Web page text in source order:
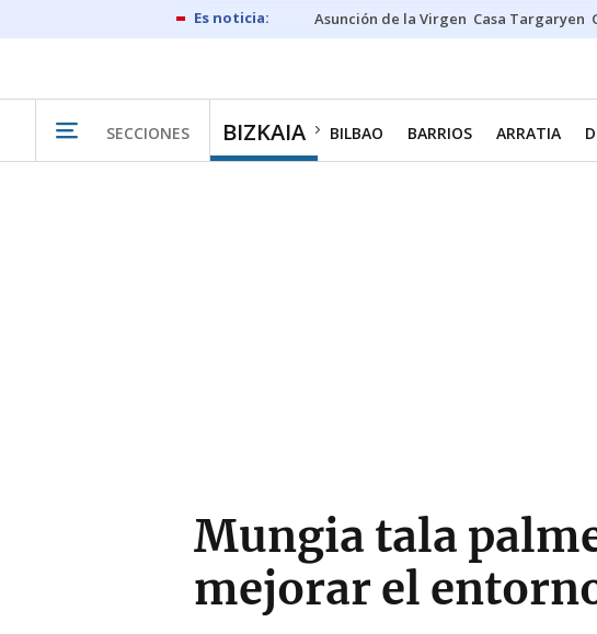
Asunción de la Virgen Casa Targaryen
SECCIONES BIZKAIA BILBAO BARRIOS ARRATIA
Mungia tala
mejorar el